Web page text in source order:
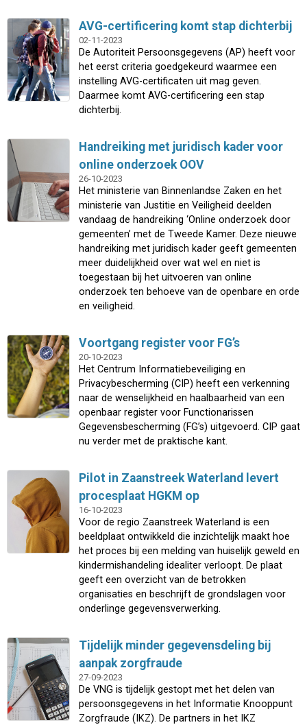
AVG-certificering komt stap dichterbij
02-11-2023
De Autoriteit Persoonsgegevens (AP) heeft voor
het eerst criteria goedgekeurd waarmee een
instelling AVG-certificaten uit mag geven.
Daarmee komt AVG-certificering een stap
dichterbij.
Handreiking met juridisch kader voor
online onderzoek OOV
26-10-2023
Het ministerie van Binnenlandse Zaken en het
ministerie van Justitie en Veiligheid deelden
vandaag de handreiking ‘Online onderzoek door
gemeenten’ met de Tweede Kamer. Deze nieuwe
handreiking met juridisch kader geeft gemeenten
meer duidelijkheid over wat wel en niet is
toegestaan bij het uitvoeren van online
onderzoek ten behoeve van de openbare en orde
en veiligheid.
Voortgang register voor FG’s
20-10-2023
Het Centrum Informatiebeveiliging en
Privacybescherming (CIP) heeft een verkenning
naar de wenselijkheid en haalbaarheid van een
openbaar register voor Functionarissen
Gegevensbescherming (FG’s) uitgevoerd. CIP gaat
nu verder met de praktische kant.
Pilot in Zaanstreek Waterland levert
procesplaat HGKM op
16-10-2023
Voor de regio Zaanstreek Waterland is een
beeldplaat ontwikkeld die inzichtelijk maakt hoe
het proces bij een melding van huiselijk geweld en
kindermishandeling idealiter verloopt. De plaat
geeft een overzicht van de betrokken
organisaties en beschrijft de grondslagen voor
onderlinge gegevensverwerking.
Tijdelijk minder gegevensdeling bij
aanpak zorgfraude
27-09-2023
De VNG is tijdelijk gestopt met het delen van
persoonsgegevens in het Informatie Knooppunt
Zorgfraude (IKZ). De partners in het IKZ